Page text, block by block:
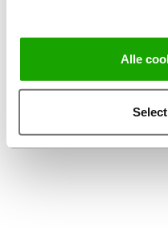
Alle
Algemene
Privacy